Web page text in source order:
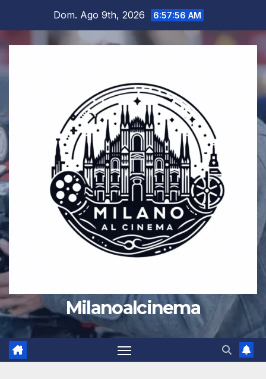
contenuto
Dom. Ago 9th, 2026 6:57:57 AM
Milanoalcinema